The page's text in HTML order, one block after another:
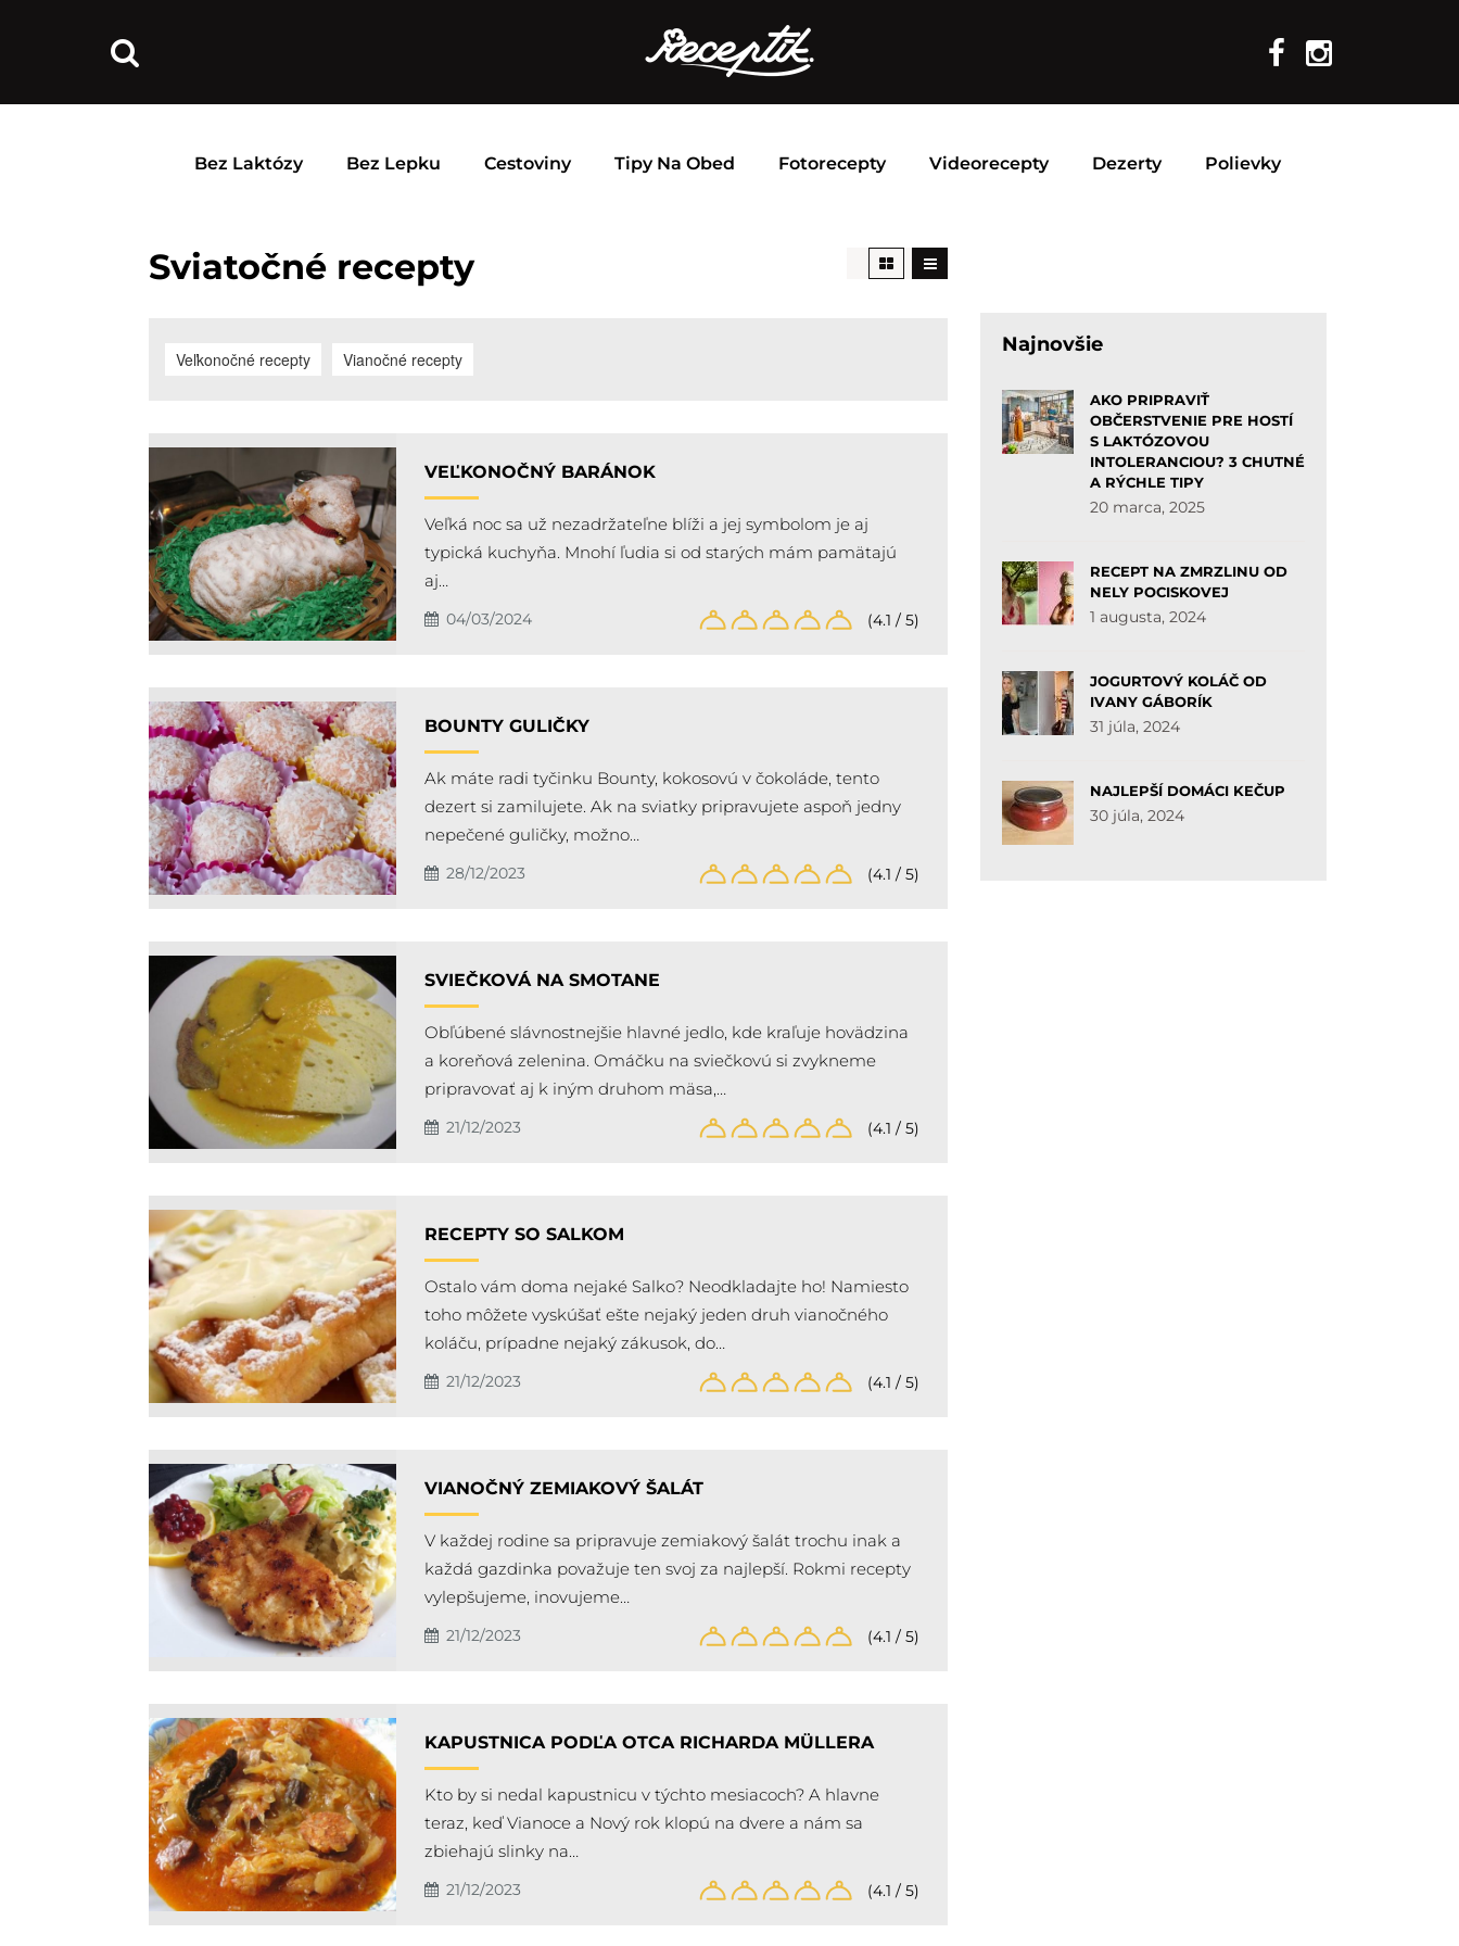
Bez Laktózy Bez Lepku Cestoviny Tipy Na Obed Fotorecepty Videorecepty Dezerty Polievky
Sviatočné recepty
Veľkonočné recepty Vianočné recepty
VEĽKONOČNÝ BARÁNOK
Veľká noc sa už nezadržateľne blíži a jej symbolom je aj
typická kuchyňa. Mnohí ľudia si od starých mám pamätajú
aj…
04/03/2024 (4.1 / 5)
BOUNTY GULIČKY
Ak máte radi tyčinku Bounty, kokosovú v čokoláde, tento
dezert si zamilujete. Ak na sviatky pripravujete aspoň jedny
nepečené guličky, možno…
28/12/2023 (4.1 / 5)
SVIEČKOVÁ NA SMOTANE
Obľúbené slávnostnejšie hlavné jedlo, kde kraľuje hovädzina
a koreňová zelenina. Omáčku na sviečkovú si zvykneme
pripravovať aj k iným druhom mäsa,…
21/12/2023 (4.1 / 5)
RECEPTY SO SALKOM
Ostalo vám doma nejaké Salko? Neodkladajte ho! Namiesto
toho môžete vyskúšať ešte nejaký jeden druh vianočného
koláču, prípadne nejaký zákusok, do…
21/12/2023 (4.1 / 5)
VIANOČNÝ ZEMIAKOVÝ ŠALÁT
V každej rodine sa pripravuje zemiakový šalát trochu inak a
každá gazdinka považuje ten svoj za najlepší. Rokmi recepty
vylepšujeme, inovujeme…
21/12/2023 (4.1 / 5)
KAPUSTNICA PODĽA OTCA RICHARDA MÜLLERA
Kto by si nedal kapustnicu v týchto mesiacoch? A hlavne
teraz, keď Vianoce a Nový rok klopú na dvere a nám sa
zbiehajú slinky na…
21/12/2023 (4.1 / 5)
Najnovšie
AKO PRIPRAVIŤ
OBČERSTVENIE PRE HOSTÍ
S LAKTÓZOVOU
INTOLERANCIOU? 3 CHUTNÉ
A RÝCHLE TIPY
20 marca, 2025
RECEPT NA ZMRZLINU OD
NELY POCISKOVEJ
1 augusta, 2024
JOGURTOVÝ KOLÁČ OD
IVANY GÁBORÍK
31 júla, 2024
NAJLEPŠÍ DOMÁCI KEČUP
30 júla, 2024